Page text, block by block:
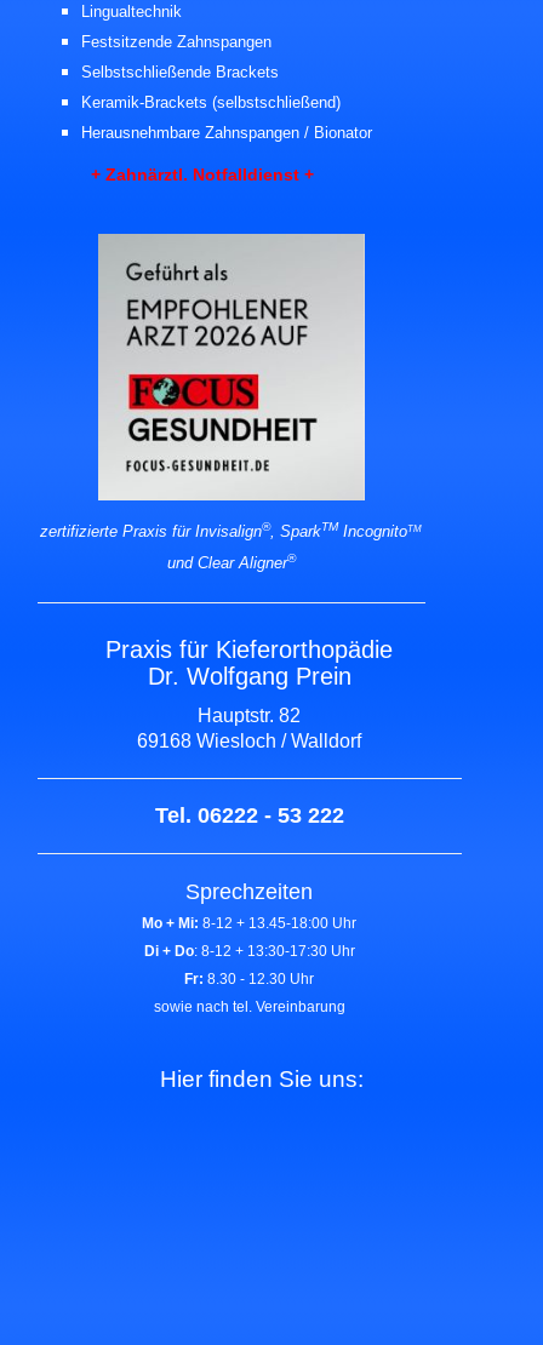
Lingualtechnik
Festsitzende Zahnspangen
Selbstschließende Brackets
Keramik-Brackets (selbstschließend)
Herausnehmbare Zahnspangen / Bionator
+ Zahnärztl. Notfalldienst +
zertifizierte Praxis für Invisalign®, SparkTM IncognitoTM
und Clear Aligner®
Praxis für Kieferorthopädie
Dr. Wolfgang Prein
Hauptstr. 82
69168 Wiesloch / Walldorf
Tel. 06222 - 53 222
Sprechzeiten
Mo + Mi:8-12 + 13.45-18:00 Uhr
Di + Do: 8-12 + 13:30-17:30 Uhr
Fr:8.30 - 12.30 Uhr
sowie nach tel. Vereinbarung
Hier finden Sie uns: